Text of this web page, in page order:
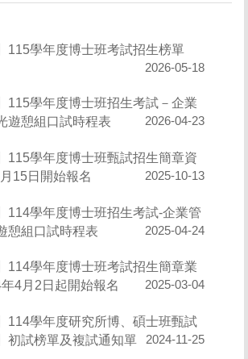
115學年度博士班考試招生榜單
2026-05-18
115學年度博士班招生考試－企業
遊憩組口試時程表
2026-04-23
115學年度博士班甄試招生簡章資
15日開始報名
2025-10-13
114學年度博士班招生考試-企業管
憩組口試時程表
2025-04-24
114學年度博士班考試招生簡章業
4月2日起開始報名
2025-03-04
114學年度研究所博、碩士班甄試
初試榜單及複試通知單
2024-11-25